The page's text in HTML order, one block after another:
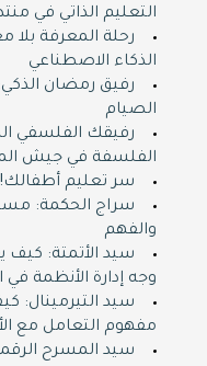
التعليم الذاتي في
رحلة المعرفة بلا
الذكاء الاصطناعي
رفيق رمضان
الصيام
رفيقك الفلسفي
الفلسفة في جيش
سر تعليم أطفالك!
سراج الحكمة:
والفهم
وجه إدارة الأنظمة في
سيد التيرمينال:
مفهوم التعامل مع
سيد المسرح